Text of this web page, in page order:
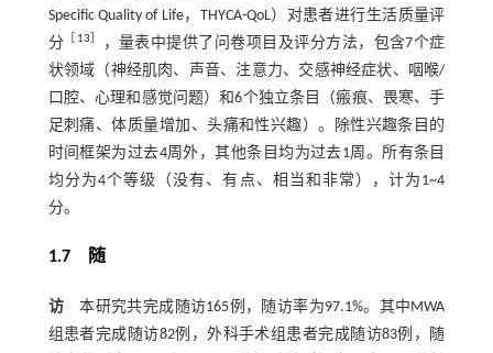
Specific Quality of Life，THYCA-QoL）对患者进行生活质量评
分
13
，量表中提供了问卷项目及评分方法，包含7个症
状领域（神经肌肉、声音、注意力、交感神经症状、咽喉/
口腔、心理和感觉问题）和6个独立条目（瘢痕、畏寒、手
足刺痛、体质量增加、头痛和性兴趣）。除性兴趣条目的
时间框架为过去4周外，其他条目均为过去1周。所有条目
均分为4个等级（没有、有点、相当和非常），计为1~4
分。
1.7 随
访本研究共完成随访165例，随访率为97.1%。其中MWA
组患者完成随访82例，外科手术组患者完成随访83例，随